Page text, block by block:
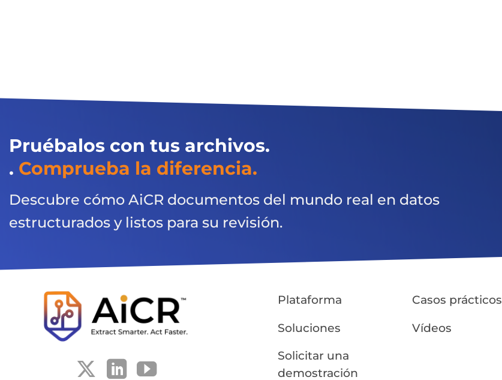
Pruébalos con tus archivos.
. Comprueba la diferencia.
Descubre cómo AiCR documentos del mundo real en datos
estructurados y listos para su revisión.
Plataforma
Soluciones
Solicitar una
demostración
Casos prácticos
Vídeos